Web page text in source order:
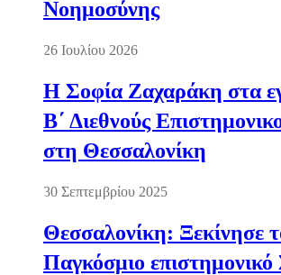
Νοημοσύνης
26 Ιουλίου 2026
Η Σοφία Ζαχαράκη στα
Β΄ Διεθνούς
στη Θεσσαλονίκη
30 Σεπτεμβρίου 2025
Θεσσαλονίκη: Ξεκίνησε
Παγκόσμιο επιστημονικό